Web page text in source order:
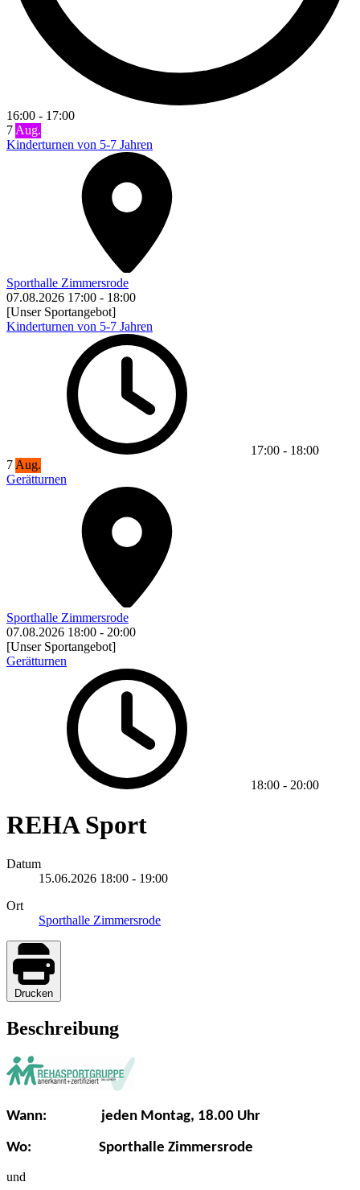
16:00 - 17:00
7Aug.
Kinderturnen von 5-7 Jahren
Sporthalle Zimmersrode
07.08.2026 17:00 - 18:00
[Unser Sportangebot]
Kinderturnen von 5-7 Jahren
17:00 - 18:00
7Aug.
Gerätturnen
Sporthalle Zimmersrode
07.08.2026 18:00 - 20:00
[Unser Sportangebot]
Gerätturnen
18:00 - 20:00
REHA Sport
Datum
15.06.2026 18:00 - 19:00
Ort
Sporthalle Zimmersrode
Drucken
Beschreibung
Wann: jeden Montag, 18.00 Uhr
Wo: Sporthalle Zimmersrode
und